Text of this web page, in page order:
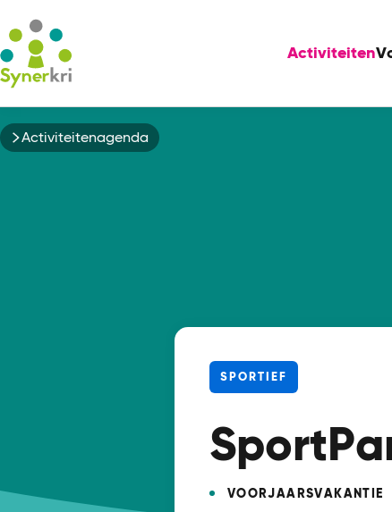
Activiteiten
Kruimelpad
Activiteitenagenda
SPORTIEF
VOORJAARSVAKANTIE